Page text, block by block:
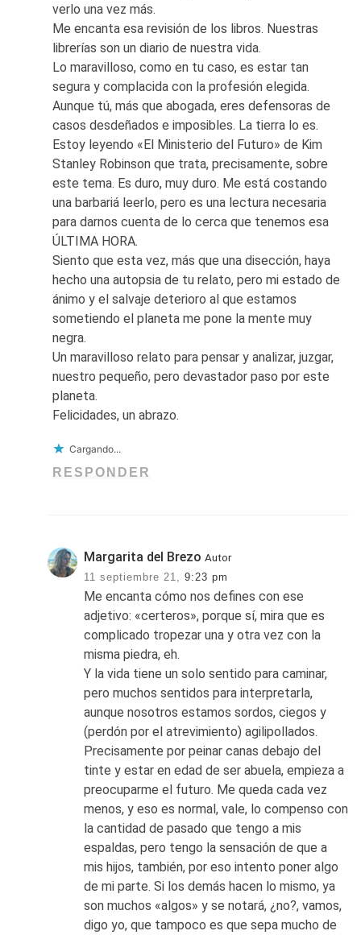
verlo una vez más.
Me encanta esa revisión de los libros. Nuestras
librerías son un diario de nuestra vida.
Lo maravilloso, como en tu caso, es estar tan
segura y complacida con la profesión elegida.
Aunque tú, más que abogada, eres defensoras de
casos desdeñados e imposibles. La tierra lo es.
Estoy leyendo «El Ministerio del Futuro» de Kim
Stanley Robinson que trata, precisamente, sobre
este tema. Es duro, muy duro. Me está costando
una barbariá leerlo, pero es una lectura necesaria
para darnos cuenta de lo cerca que tenemos esa
ÚLTIMA HORA.
Siento que esta vez, más que una disección, haya
hecho una autopsia de tu relato, pero mi estado de
ánimo y el salvaje deterioro al que estamos
sometiendo el planeta me pone la mente muy
negra.
Un maravilloso relato para pensar y analizar, juzgar,
nuestro pequeño, pero devastador paso por este
planeta.
Felicidades, un abrazo.
Cargando...
RESPONDER
Margarita del Brezo Autor
11 septiembre 21,
9:23 pm
Me encanta cómo nos defines con ese
adjetivo: «certeros», porque sí, mira que es
complicado tropezar una y otra vez con la
misma piedra, eh.
Y la vida tiene un solo sentido para caminar,
pero muchos sentidos para interpretarla,
aunque nosotros estamos sordos, ciegos y
(perdón por el atrevimiento) agilipollados.
Precisamente por peinar canas debajo del
tinte y estar en edad de ser abuela, empieza a
preocuparme el futuro. Me queda cada vez
menos, y eso es normal, vale, lo compenso con
la cantidad de pasado que tengo a mis
espaldas, pero tengo la sensación de que a
mis hijos, también, por eso intento poner algo
de mi parte. Si los demás hacen lo mismo, ya
son muchos «algos» y se notará, ¿no?, vamos,
digo yo, que tampoco es que sepa mucho de